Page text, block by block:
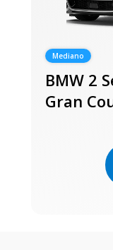
Mediano
BMW 2
Gran